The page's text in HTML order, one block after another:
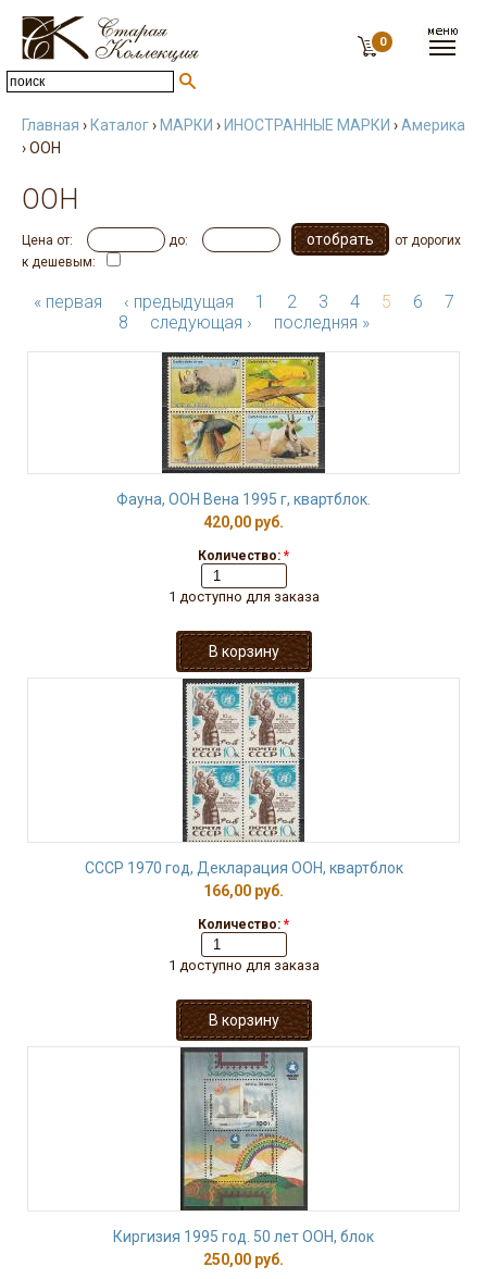
0
Главная › Каталог› МАРКИ › ИНОСТРАННЫЕ МАРКИ ›Америка
› ООН
ООН
Цена от: до:
от дорогих
к дешевым:
« первая ‹ предыдущая 1 2 3 4 5 6
7
8
следующая › последняя »
Фауна, ООН Вена 1995 г, квартблок.
420,00 руб.
Количество: *
1 доступно для заказа
СССР 1970 год, Декларация ООН, квартблок
166,00 руб.
Количество: *
1 доступно для заказа
Киргизия 1995 год. 50 лет ООН, блок
250,00 руб.